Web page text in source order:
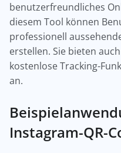
benutzerfreundliches
diesem Tool können
professionell
erstellen. Sie bieten
kostenlose Tracking-
an.
Instagram-QR-